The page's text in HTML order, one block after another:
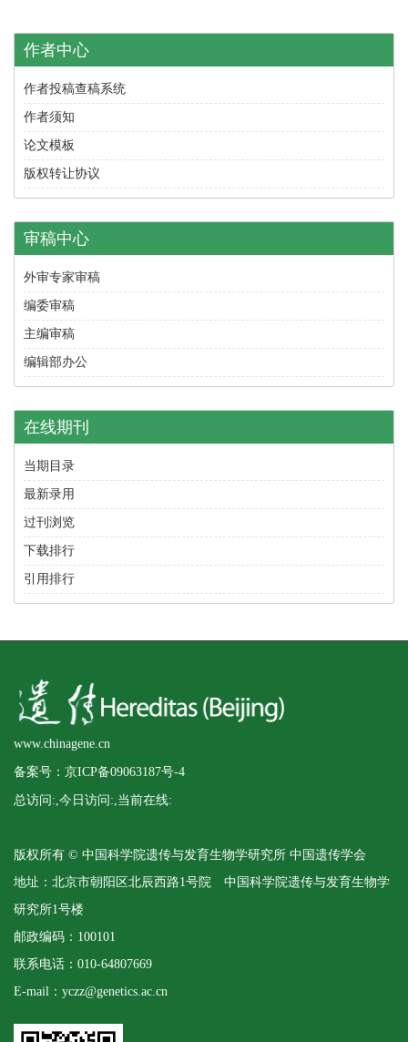
作者中心
作者投稿查稿系统
作者须知
论文模板
版权转让协议
审稿中心
外审专家审稿
编委审稿
主编审稿
编辑部办公
在线期刊
当期目录
最新录用
过刊浏览
下载排行
引用排行
www.chinagene.cn
备案号：京ICP备09063187号-4
总访问: ,今日访问: ,当前在线:
版权所有 © 中国科学院遗传与发育生物学研究所 中国遗传学会
地址：北京市朝阳区北辰西路1号院 中国科学院遗传与发育生物学
研究所1号楼
邮政编码：100101
联系电话：010-64807669
E-mail：yczz@genetics.ac.cn